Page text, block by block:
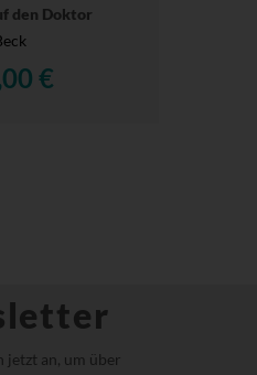
den Doktor
€
jetzt an, um über